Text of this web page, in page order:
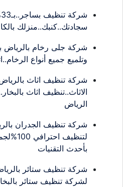
سجادتك..كنبك..منزلك
وتلميع جميع أنواع
الاثاث..تنظيف اثاث
الرياض
لتنظيف
بأحدث التقنيات
لشركة تنظيف ستائر